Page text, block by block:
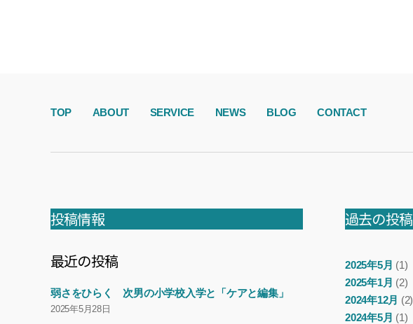
TOP ABOUT SERVICE NEWS BLOG CONTACT
投稿情報
最近の投稿
弱さをひらく 次男の小学校入学と「ケアと編集」
2025年5月28日
過去の投稿
2025年5月 (1)
2025年1月 (2)
2024年12月 (2)
2024年5月 (1)